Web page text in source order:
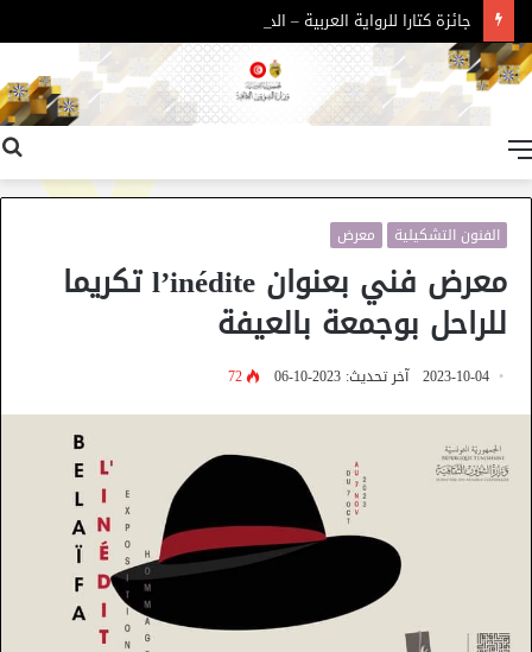
جائزة كتارا للرواية العربية – الدورة 11
الفنون التشكيلية معرض
معرض فني بعنوان l’inédite تكريما
للراحل بوجمعة بالعيفة
2023-10-04 آخر تحديث: 2023-10-06 72